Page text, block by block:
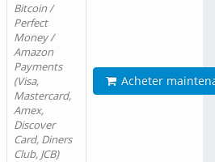
Bitcoin /
Perfect
Money /
Amazon
Payments
(Visa,
Mastercard,
Amex,
Discover
Card, Diners
Club, JCB)
Acheter